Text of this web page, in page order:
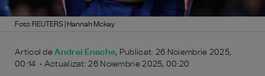
Foto: REUTERS | Hannah Mckay
Articol deAndrei Enache, Publicat: 26 Noiembrie 2025,
00:14 • Actualizat: 26 Noiembrie 2025, 00:20